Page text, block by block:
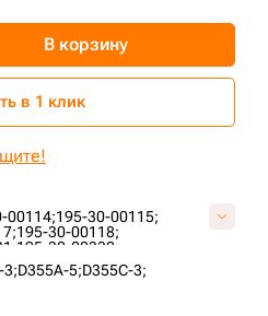
00114;195-30-00115;
195-30-00118;
195-30-00332;
195-30-00335;
A4035000M00;KM343B;
3;D355A-5;D355C-3;
В корзину
в 1 клик